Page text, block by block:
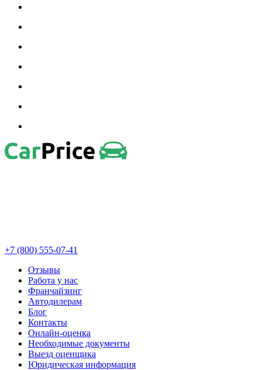
+7 (800) 555-07-41
Отзывы
Работа у нас
Франчайзинг
Автодилерам
Блог
Контакты
Онлайн-оценка
Необходимые документы
Выезд оценщика
Юридическая информация